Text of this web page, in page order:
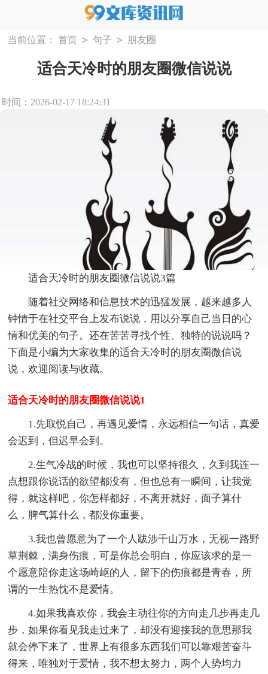
当前位置： 首页 > 句子 > 朋友圈
适合天冷时的朋友圈微信说说
时间：2026-02-17 18:24:31
适合天冷时的朋友圈微信说说3篇
随着社交网络和信息技术的迅猛发展，越来越多人
钟情于在社交平台上发布说说，用以分享自己当日的心
情和优美的句子。还在苦苦寻找个性、独特的说说吗？
下面是小编为大家收集的适合天冷时的朋友圈微信说
说，欢迎阅读与收藏。
适合天冷时的朋友圈微信说说1
1.先取悦自己，再遇见爱情，永远相信一句话，真爱
会迟到，但迟早会到。
2.生气冷战的时候，我也可以坚持很久，久到我连一
点想跟你说话的欲望都没有，但也总有一瞬间，让我觉
得，就这样吧，你怎样都好，不离开就好，面子算什
么，脾气算什么，都没你重要。
3.我也曾愿意为了一个人跋涉千山万水，无视一路野
草荆棘，满身伤痕，可是你总会明白，你应该求的是一
个愿意陪你走这场崎岖的人，留下的伤痕都是青春，所
谓的一生热忱不是爱情。
4.如果我喜欢你，我会主动往你的方向走几步再走几
步，如果你看见我走过来了，却没有迎接我的意思那我
就会停下来了，世界上有很多东西我们可以靠艰苦奋斗
得来，唯独对于爱情，我不想太努力，两个人势均力